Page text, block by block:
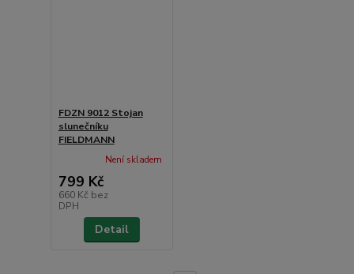
FDZN 9012 Stojan
slunečníku
FIELDMANN
799 Kč
660 Kč bez
DPH
Není skladem
Detail